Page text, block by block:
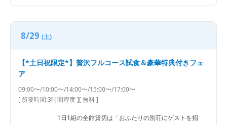
8/29 (土)
【*土日祝限定*】贅沢フルコース試食＆豪華特典付きフェ
ア
09:00〜/10:00〜/14:00〜/15:00〜/17:00〜
[ 所要時間:3時間程度][ 無料 ]
1日1組の全館貸切は「おふたりの別荘にゲストを招